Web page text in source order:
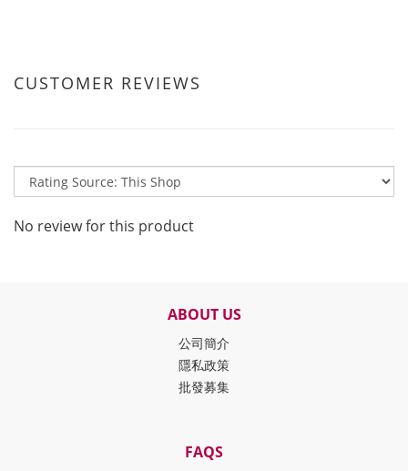
CUSTOMER REVIEWS
No review for this product
ABOUT US
公司簡介
隱私政策
批發募集
FAQS